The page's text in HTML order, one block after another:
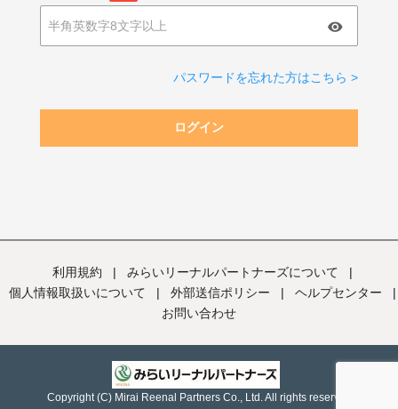
パスワードを忘れた方はこちら >
ログイン
利用規約 | みらいリーナルパートナーズについて
|
個人情報取扱いについて
| 外部送信ポリシー | ヘルプセンター
|
お問い合わせ
Copyright (C) Mirai Reenal Partners Co., Ltd. All rights reserved